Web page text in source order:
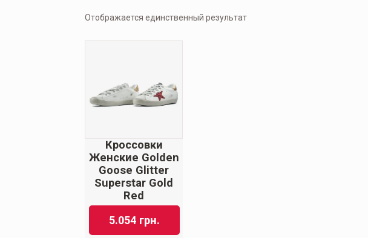
Отображается единственный результат
Кроссовки
Женские Golden
Goose Glitter
Superstar Gold
Red
5.054 грн.